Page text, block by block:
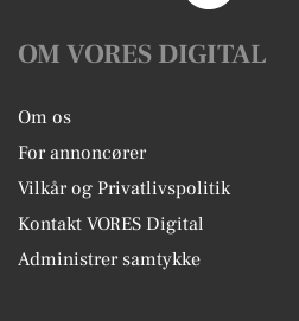
OM VORES DIGITAL
Om os
For annoncører
Vilkår og Privatlivspolitik
Kontakt VORES Digital
Administrer samtykke